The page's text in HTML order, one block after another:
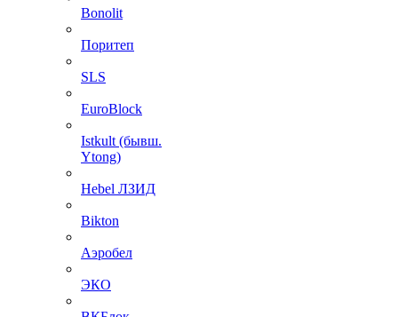
Bonolit
Поритеп
SLS
EuroBlock
Istkult (бывш.
Ytong)
Hebel ЛЗИД
Bikton
Аэробел
ЭКО